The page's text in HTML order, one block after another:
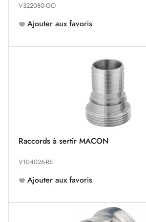
V322080-GO
Ajouter aux favoris
Raccords à sertir MACON
V104026-RS
Ajouter aux favoris